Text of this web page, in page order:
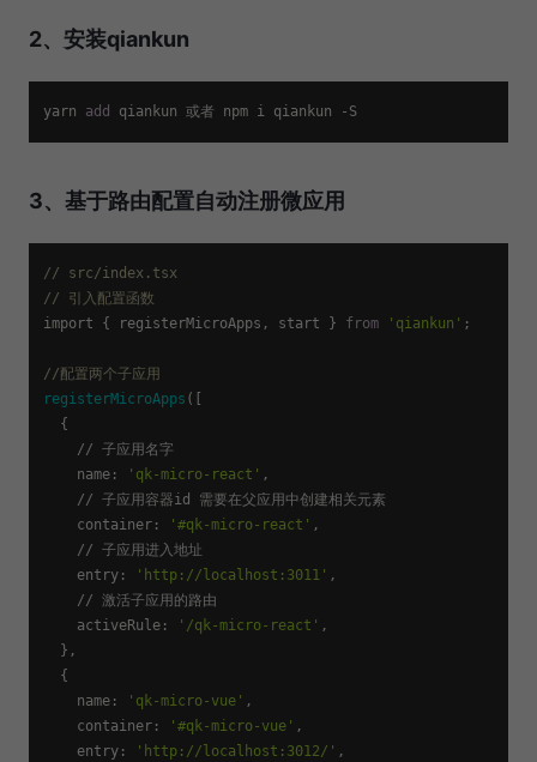
2、安装qiankun
yarn add
3、基于路由配置自动注册微应用
// src/index.tsx
// 引入配置函数
import { registerMicroApps, start } from 'qiankun' ;
//配置两个子应用
registerMicroApps ([
  {
    // 子应用名字
name : 'qk-micro-react' ,
    // 子应用容器id 需要在父应用中创建相关元素
container : '#qk-micro-react' ,
    // 子应用进入地址
entry : 'http://localhost:3011' ,
    // 激活子应用的路由
activeRule : '/qk-micro-react' ,
  },
  {
name : 'qk-micro-vue' ,
container : '#qk-micro-vue' ,
entry : 'http://localhost:3012/' ,